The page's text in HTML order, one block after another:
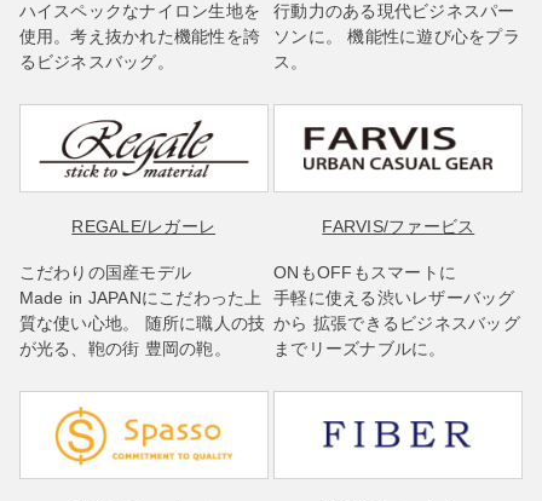
ハイスペックなナイロン生地を
使用。考え抜かれた機能性を誇
るビジネスバッグ。
行動力のある現代ビジネスパー
ソンに。 機能性に遊び心をプラ
ス。
REGALE/レガーレ
こだわりの国産モデル
Made in JAPANにこだわった上
質な使い心地。 随所に職人の技
が光る、鞄の街 豊岡の鞄。
FARVIS/ファービス
ONもOFFもスマートに
手軽に使える渋いレザーバッグ
から 拡張できるビジネスバッグ
までリーズナブルに。